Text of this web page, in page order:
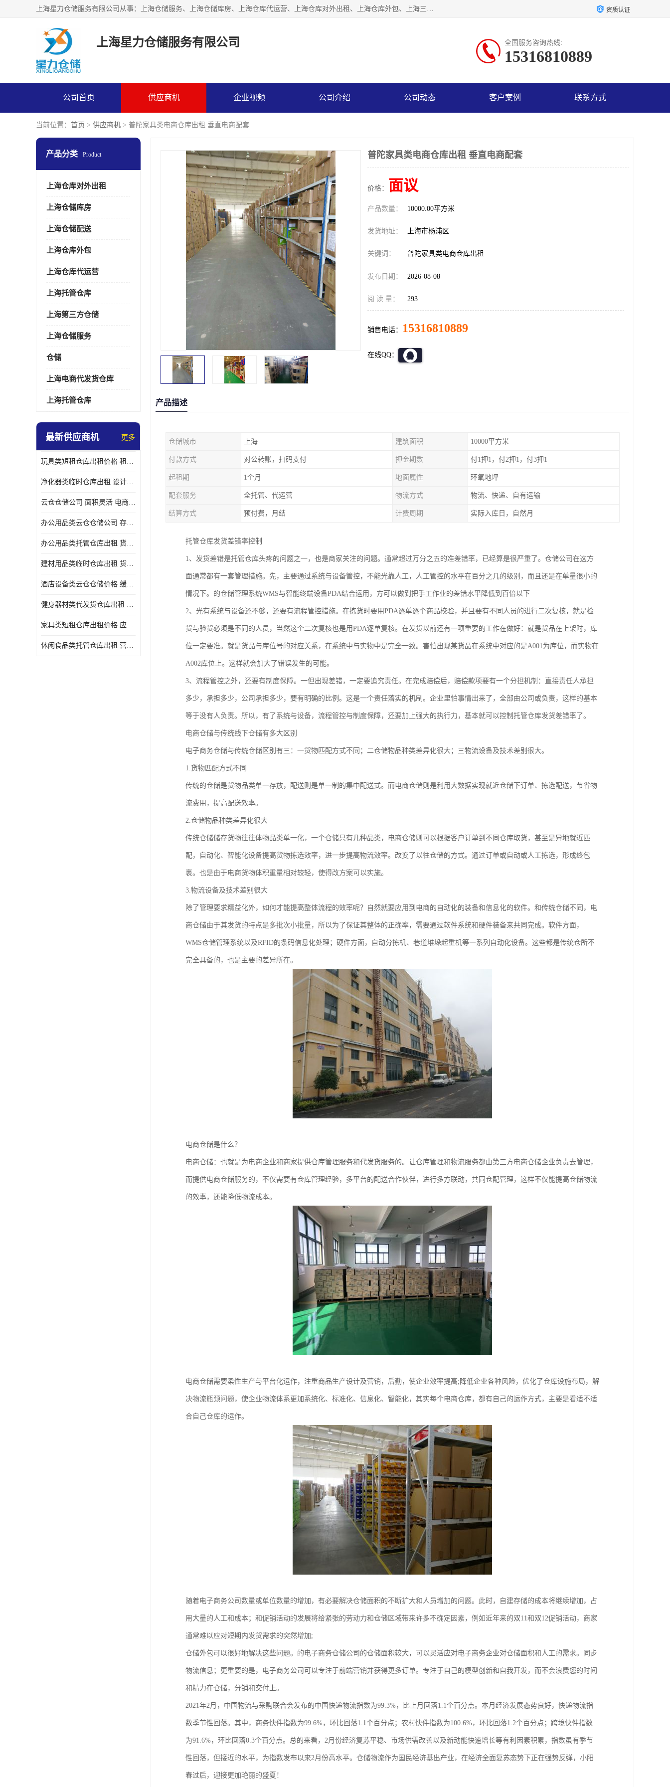
上海星力仓储服务有限公司从事：上海仓储服务、上海仓储库房、上海仓库代运营、上海仓库对外出租、上海仓库外包、上海三方仓储、上海电商仓储代发、上海电商代发货仓库、上海托管仓库、上海仓储配送。上海星力仓储服务有限公司现在拥有100个分仓、10万余平方的标准库房，精炼员工几百名，与几千家客户合作，公司已跻身上海仓储行业前列。欢迎来电咨询！ 资质认证
上海星力仓储服务有限公司 全国服务咨询热线:
15316810889
公司首页 供应商机 企业视频 公司介绍 公司动态 客户案例 联系方式
当前位置： 首页 > 供应商机 > 普陀家具类电商仓库出租 垂直电商配套
产品分类 Product
上海仓库对外出租
上海仓储库房
上海仓储配送
上海仓库外包
上海仓库代运营
上海托管仓库
上海第三方仓储
上海仓储服务
仓储
上海电商代发货仓库
上海托管仓库
最新供应商机 更多
玩具类短租仓库出租价格 租期灵活 智能电商配套
净化器类临时仓库出租 设计简单 电商仓储物流战略合作
云仓仓储公司 面积灵活 电商仓储物流战略合作
办公用品类云仓仓储公司 存货周转很快 电商仓储物流战略整合
办公用品类托管仓库出租 货物装卸方便 电商仓储物流战略合作
建材用品类临时仓库出租 货物装卸方便 仓储供应链配套
酒店设备类云仓仓储价格 缓解企业储存压力 智能电商配套
健身器材类代发货仓库出租 租期灵活 新媒体平台配套
家具类短租仓库出租价格 应用广泛 智能电商配套
休闲食品类托管仓库出租 营造良好环境氛围 垂直电商配套
普陀家具类电商仓库出租 垂直电商配套
价格： 面议
产品数量： 10000.00平方米
发货地址： 上海市杨浦区
关键词： 普陀家具类电商仓库出租
发布日期： 2026-08-08
阅 读 量： 293
销售电话： 15316810889
在线QQ：
产品描述
仓储城市 上海 建筑面积 10000平方米
付款方式 对公转账，扫码支付 押金期数 付1押1，付2押1，付3押1
起租期 1个月 地面属性 环氧地坪
配套服务 全托管、代运营 物流方式 物流、快递、自有运输
结算方式 预付费，月结 计费周期 实际入库日，自然月
托管仓库发货差错率控制
1、发货差错是托管仓库头疼的问题之一，也是商家关注的问题。通常超过万分之五的准差错率，已经算是很严重了。仓储公司在这方
面通常都有一套管理措施。先，主要通过系统与设备管控，不能光靠人工，人工管控的水平在百分之几的级别，而且还是在单量很小的
情况下。的仓储管理系统WMS与智能终端设备PDA结合运用，方可以做到把手工作业的差错水平降低到百倍以下
2、光有系统与设备还不够，还要有流程管控措施。在拣货时要用PDA逐单逐个商品校验，并且要有不同人员的进行二次复核，就是检
货与验货必须是不同的人员，当然这个二次复核也是用PDA逐单复核。在发货以前还有一项重要的工作在做好：就是货品在上架时，库
位一定要准。就是货品与库位号的对应关系，在系统中与实物中是完全一致。害怕出现某货品在系统中对应的是A001为库位，而实物在
A002库位上。这样就会加大了错误发生的可能。
3、流程管控之外，还要有制度保障。一但出现差错，一定要追究责任。在完成赔偿后，赔偿款项要有一个分担机制：直接责任人承担
多少，承担多少，公司承担多少，要有明确的比例。这是一个责任落实的机制。企业里怕事情出来了，全部由公司或负责，这样的基本
等于没有人负责。所以，有了系统与设备，流程管控与制度保障，还要加上强大的执行力，基本就可以控制托管仓库发货差错率了。
电商仓储与传统线下仓储有多大区别
电子商务仓储与传统仓储区别有三：一货物匹配方式不同；二仓储物品种类差异化很大；三物流设备及技术差别很大。
1.货物匹配方式不同
传统的仓储是货物品类单一存放，配送则是单一制的集中配送式。而电商仓储则是利用大数据实现就近仓储下订单、拣选配送，节省物
流费用，提高配送效率。
2.仓储物品种类差异化很大
传统仓储储存货物往往体物品类单一化，一个仓储只有几种品类，电商仓储则可以根据客户订单到不同仓库取货，甚至是异地就近匹
配，自动化、智能化设备提高货物拣选效率，进一步提高物流效率。改变了以往仓储的方式。通过订单或自动或人工拣选，形成终包
裹。也是由于电商货物体积重量相对较轻，使得改方案可以实施。
3.物流设备及技术差别很大
除了管理要求精益化外，如何才能提高整体流程的效率呢？自然就要应用到电商的自动化的装备和信息化的软件。和传统仓储不同，电
商仓储由于其发货的特点是多批次小批量，所以为了保证其整体的正确率，需要通过软件系统和硬件装备来共同完成。软件方面，
WMS仓储管理系统以及RFID的条码信息化处理；硬件方面，自动分拣机、巷道堆垛起重机等一系列自动化设备。这些都是传统仓所不
完全具备的，也是主要的差异所在。
电商仓储是什么？
电商仓储：也就是为电商企业和商家提供仓库管理服务和代发货服务的。让仓库管理和物流服务都由第三方电商仓储企业负责去管理，
而提供电商仓储服务的，不仅需要有仓库管理经验，多平台的配送合作伙伴，进行多方联动，共同仓配管理，这样不仅能提高仓储物流
的效率，还能降低物流成本。
电商仓储需要柔性生产与平台化运作，注重商品生产设计及营销，后勤，使企业效率提高;降低企业各种风险，优化了仓库设施布局，解
决物流瓶颈问题，使企业物流体系更加系统化、标准化、信息化、智能化，其实每个电商仓库，都有自己的运作方式，主要是看适不适
合自己仓库的运作。
随着电子商务公司数量或单位数量的增加，有必要解决仓储面积的不断扩大和人员增加的问题。此时，自建存储的成本将继续增加，占
用大量的人工和成本；和促销活动的发展将给紧张的劳动力和仓储区域带来许多不确定因素，例如近年来的双11和双12促销活动，商家
通常难以应对短期内发货需求的突然增加;
仓储外包可以很好地解决这些问题。的电子商务仓储公司的仓储面积较大，可以灵活应对电子商务企业对仓储面积和人工的需求。同步
物流信息；更重要的是，电子商务公司可以专注于前端营销并获得更多订单。专注于自己的模型创新和自我开发，而不会浪费您的时间
和精力在仓储，分销和交付上。
2021年2月，中国物流与采购联合会发布的中国快递物流指数为99.3%，比上月回落1.1个百分点。本月经济发展态势良好，快递物流指
数季节性回落。其中，商务快件指数为99.6%，环比回落1.1个百分点；农村快件指数为100.6%，环比回落1.2个百分点；跨境快件指数
为91.6%，环比回落0.3个百分点。总的来看，2月份经济复苏平稳、市场供需改善以及新动能快速增长等有利因素积累，指数虽有季节
性回落，但接近的水平，为指数发布以来2月份高水平。仓储物流作为国民经济基出产业，在经济全面复苏态势下正在强势反弹，小阳
春过后，迎接更加艳丽的盛夏！